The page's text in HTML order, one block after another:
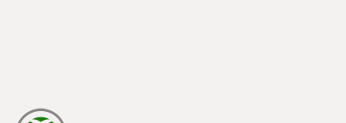
cargando